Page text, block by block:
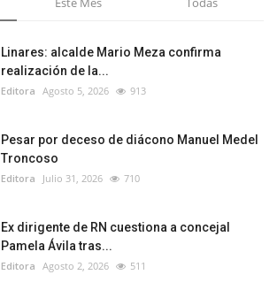
Linares: alcalde Mario Meza confirma
realización de la...
Editora Agosto 5, 2026 913
Pesar por deceso de diácono Manuel Medel
Troncoso
Editora Julio 31, 2026 710
Ex dirigente de RN cuestiona a concejal
Pamela Ávila tras...
Editora Agosto 2, 2026 511